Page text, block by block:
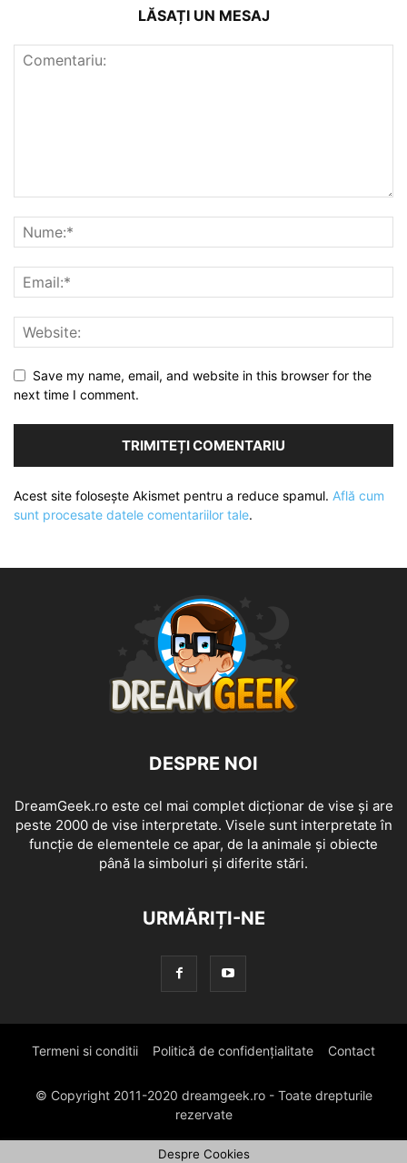
LĂSAȚI UN MESAJ
Save my name, email, and website in this browser for the
next time I comment.
Acest site folosește Akismet pentru a reduce spamul. Află cum
sunt procesate datele comentariilor tale.
DESPRE NOI
DreamGeek.ro este cel mai complet dicționar de vise și are
peste 2000 de vise interpretate. Visele sunt interpretate în
funcție de elementele ce apar, de la animale și obiecte
până la simboluri și diferite stări.
URMĂRIȚI-NE
Termeni si conditii Politică de confidențialitate Contact
© Copyright 2011-2020 dreamgeek.ro - Toate drepturile
rezervate
Despre Cookies